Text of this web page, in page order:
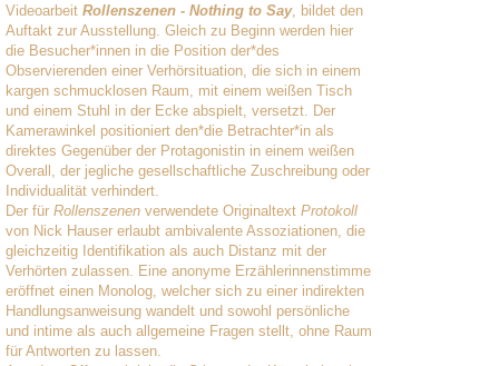
Videoarbeit Rollenszenen - Nothing to Say, bildet den
Auftakt zur Ausstellung. Gleich zu Beginn werden hier
die Besucher*innen in die Position der*des
Observierenden einer Verhörsituation, die sich in einem
kargen schmucklosen Raum, mit einem weißen Tisch
und einem Stuhl in der Ecke abspielt, versetzt. Der
Kamerawinkel positioniert den*die Betrachter*in als
direktes Gegenüber der Protagonistin in einem weißen
Overall, der jegliche gesellschaftliche Zuschreibung oder
Individualität verhindert.
Der für Rollenszenen verwendete Originaltext Protokoll
von Nick Hauser erlaubt ambivalente Assoziationen, die
gleichzeitig Identifikation als auch Distanz mit der
Verhörten zulassen. Eine anonyme Erzählerinnenstimme
eröffnet einen Monolog, welcher sich zu einer indirekten
Handlungsanweisung wandelt und sowohl persönliche
und intime als auch allgemeine Fragen stellt, ohne Raum
für Antworten zu lassen.